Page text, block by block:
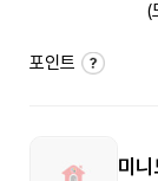
(
포인트
미